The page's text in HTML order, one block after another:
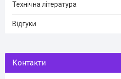
Технічна література
Відгуки